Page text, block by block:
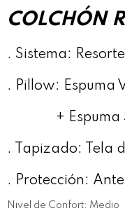
COLCHÓN
. Sistema:
. Pillow: Espuma
+ Espuma
. Tapizado: Tela
. Protección:
Nivel de Confort: Medio